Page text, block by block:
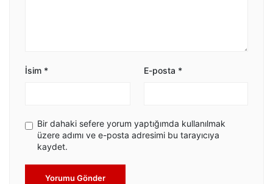
İsim * E-posta *
Bir dahaki sefere yorum yaptığımda kullanılmak
üzere adımı ve e-posta adresimi bu tarayıcıya
kaydet.
Yorumu Gönder